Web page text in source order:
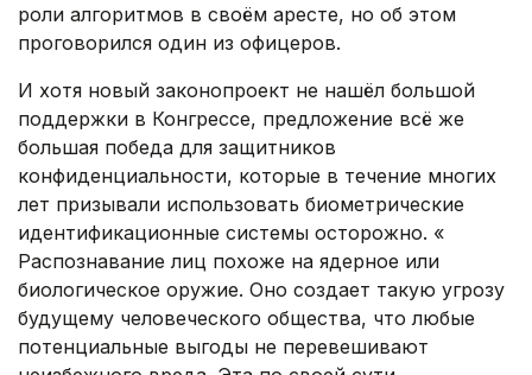
роли алгоритмов в своём аресте, но об этом
проговорился один из офицеров.
И хотя новый законопроект не нашёл большой
поддержки в Конгрессе, предложение всё же
большая победа для защитников
конфиденциальности, которые в течение многих
лет призывали использовать биометрические
идентификационные системы осторожно. «
Распознавание лиц похоже на ядерное или
биологическое оружие. Оно создает такую угрозу
будущему человеческого общества, что любые
потенциальные выгоды не перевешивают